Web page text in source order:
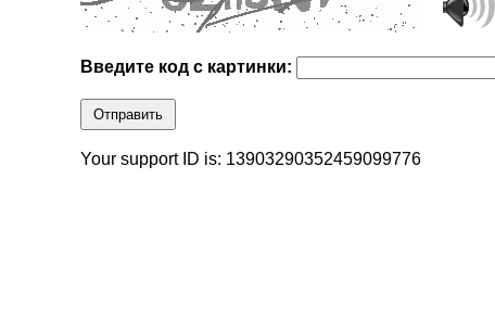
Введите код с картинки:
Отправить
Your support ID is: 13903290352459099776